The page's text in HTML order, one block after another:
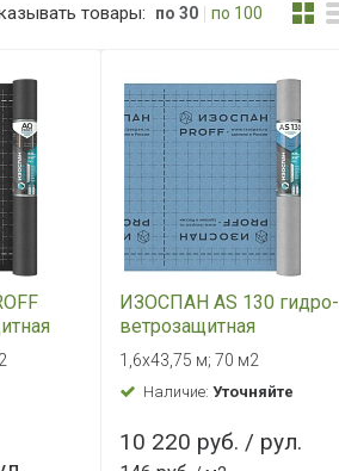
товары: по 30 по 100
(35
ИЗОСПАН АS 130 гидро-
ветрозащитная
паропроницаемая
мембрана
1,6х43,75 м; 70 м2
Наличие: Уточняйте
10 220 руб. / рул.